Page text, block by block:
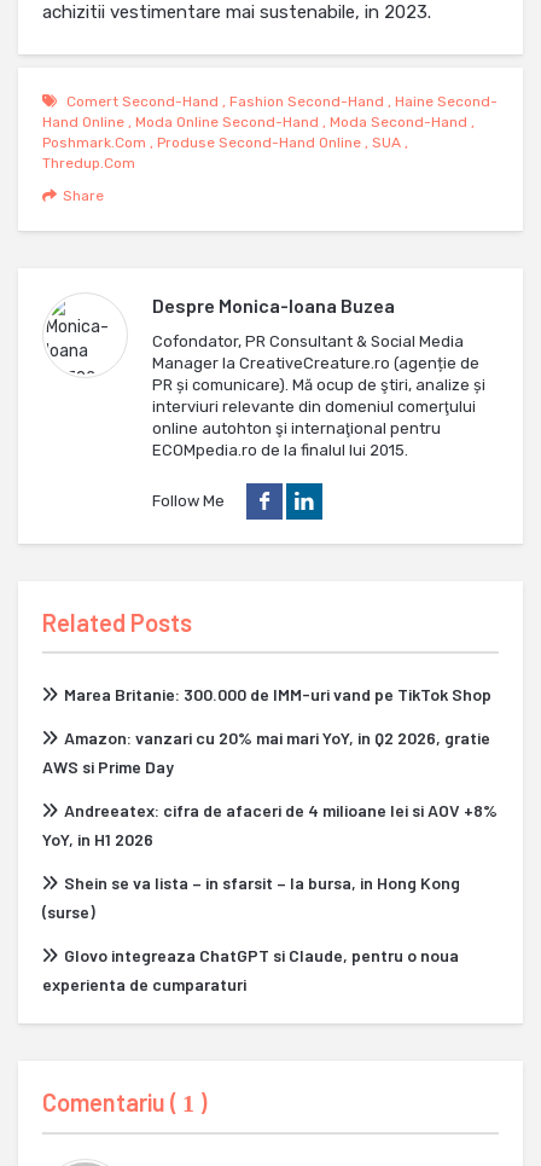
achizitii vestimentare mai sustenabile, in 2023.
Comert Second-Hand , Fashion Second-Hand , Haine Second-
Hand Online , Moda Online Second-Hand , Moda Second-Hand ,
Poshmark.com , Produse Second-Hand Online , SUA ,
Thredup.com
Share
Despre Monica-Ioana Buzea
Cofondator, PR Consultant & Social Media
Manager la CreativeCreature.ro (agenție de
PR și comunicare). Mă ocup de ştiri, analize și
interviuri relevante din domeniul comerţului
online autohton şi internaţional pentru
ECOMpedia.ro de la finalul lui 2015.
Follow Me
Related Posts
Marea Britanie: 300.000 de IMM-uri vand pe TikTok Shop
Amazon: vanzari cu 20% mai mari YoY, in Q2 2026, gratie
AWS si Prime Day
Andreeatex: cifra de afaceri de 4 milioane lei si AOV +8%
YoY, in H1 2026
Shein se va lista – in sfarsit – la bursa, in Hong Kong
(surse)
Glovo integreaza ChatGPT si Claude, pentru o noua
experienta de cumparaturi
Comentariu ( 1 )